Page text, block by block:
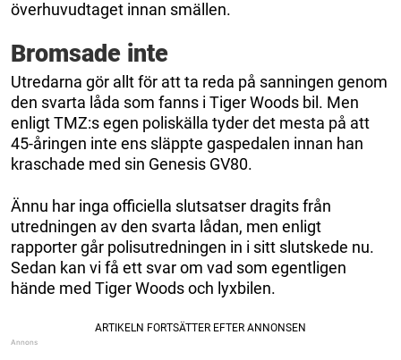
överhuvudtaget innan smällen.
Bromsade inte
Utredarna gör allt för att ta reda på sanningen genom
den svarta låda som fanns i Tiger Woods bil. Men
enligt TMZ:s egen poliskälla tyder det mesta på att
45-åringen inte ens släppte gaspedalen innan han
kraschade med sin Genesis GV80.
Ännu har inga officiella slutsatser dragits från
utredningen av den svarta lådan, men enligt
rapporter går polisutredningen in i sitt slutskede nu.
Sedan kan vi få ett svar om vad som egentligen
hände med Tiger Woods och lyxbilen.